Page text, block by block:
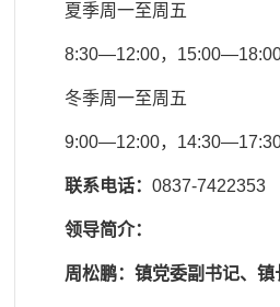
夏季周一至周五
8:30—12:00， 15:00—
冬季周一至周五
9:00—12:00， 14:30—
联系电话：0837-7422353
领导简介：
周松鹏：镇党委副书记、镇